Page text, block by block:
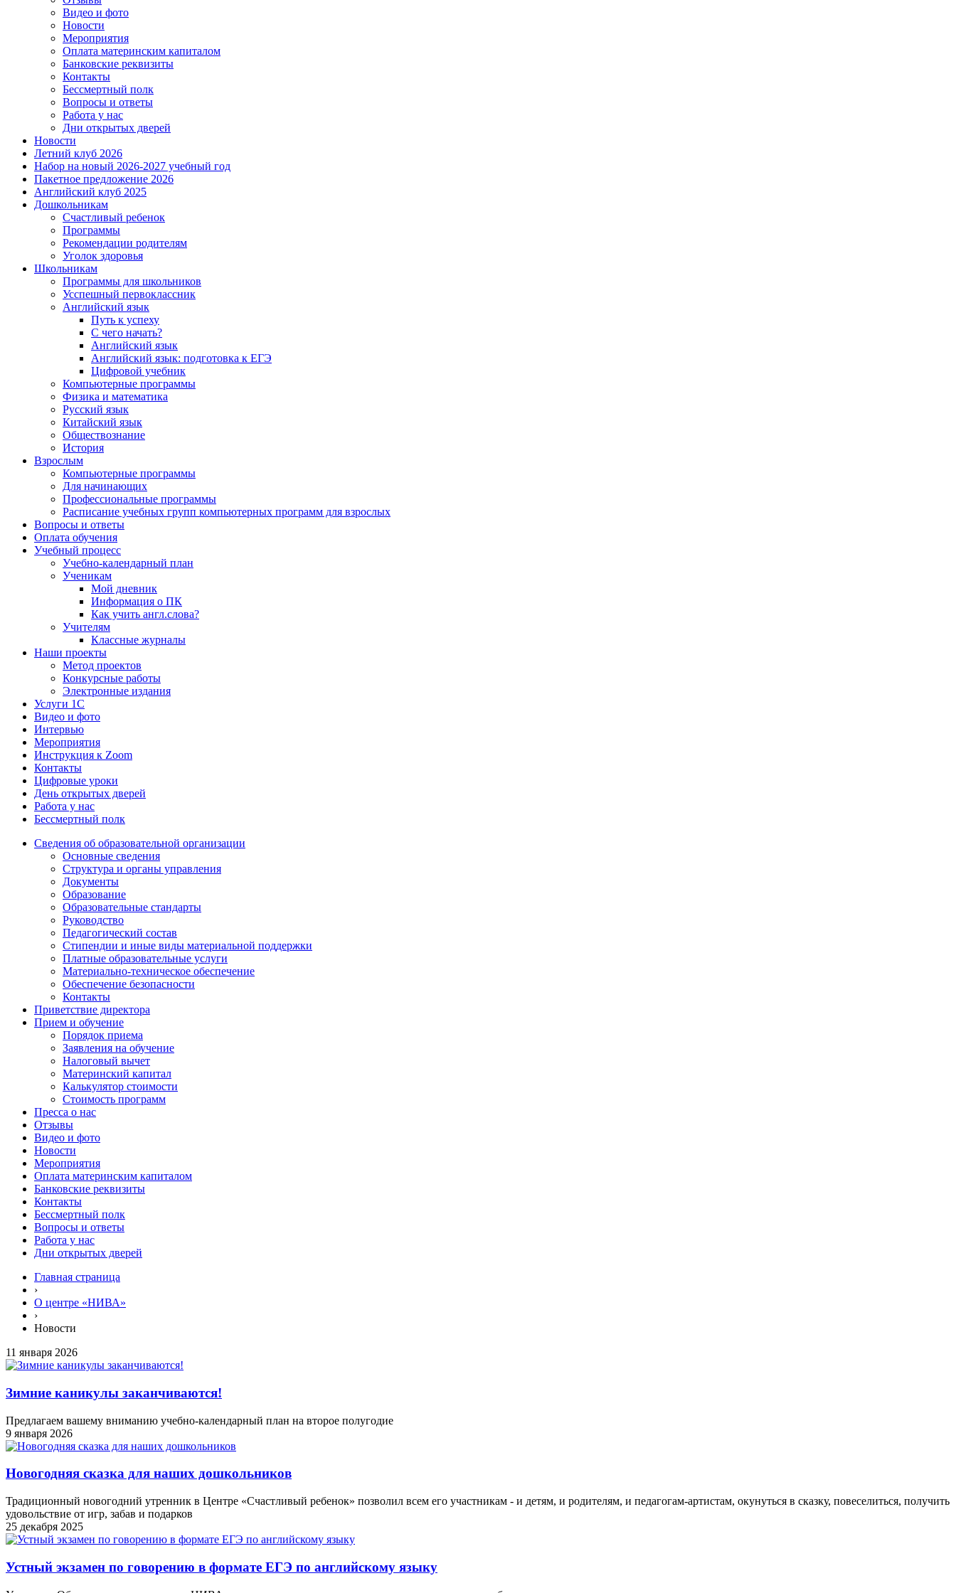
Видео и фото
Новости
Мероприятия
Оплата материнским капиталом
Банковские реквизиты
Контакты
Бессмертный полк
Вопросы и ответы
Работа у нас
Дни открытых дверей
Новости
Летний клуб 2026
Набор на новый 2026-2027 учебный год
Пакетное предложение 2026
Английский клуб 2025
Дошкольникам
Счастливый ребенок
Программы
Рекомендации родителям
Уголок здоровья
Школьникам
Программы для школьников
Усспешный первоклассник
Английский язык
Путь к успеху
С чего начать?
Английский язык
Английский язык: подготовка к ЕГЭ
Цифровой учебник
Компьютерные программы
Физика и математика
Русский язык
Китайский язык
Обществознание
История
Взрослым
Компьютерные программы
Для начинающих
Профессиональные программы
Расписание учебных групп компьютерных программ для взрослых
Вопросы и ответы
Оплата обучения
Учебный процесс
Учебно-календарный план
Ученикам
Мой дневник
Информация о ПК
Как учить англ.слова?
Учителям
Классные журналы
Наши проекты
Метод проектов
Конкурсные работы
Электронные издания
Услуги 1C
Видео и фото
Интервью
Мероприятия
Инструкция к Zoom
Контакты
Цифровые уроки
День открытых дверей
Работа у нас
Бессмертный полк
Сведения об образовательной организации
Основные сведения
Структура и органы управления
Документы
Образование
Образовательные стандарты
Руководство
Педагогический состав
Стипендии и иные виды материальной поддержки
Платные образовательные услуги
Материально-техническое обеспечение
Обеспечение безопасности
Контакты
Приветствие директора
Прием и обучение
Порядок приема
Заявления на обучение
Налоговый вычет
Материнский капитал
Калькулятор стоимости
Стоимость программ
Пресса о нас
Отзывы
Видео и фото
Новости
Мероприятия
Оплата материнским капиталом
Банковские реквизиты
Контакты
Бессмертный полк
Вопросы и ответы
Работа у нас
Дни открытых дверей
Главная страница
›
О центре «НИВА»
›
Новости
11 января 2026
Зимние каникулы заканчиваются!
Предлагаем вашему вниманию учебно-календарный план на второе полугодие
9 января 2026
Новогодняя сказка для наших дошкольников
Традиционный новогодний утренник в Центре «Счастливый ребенок» позволил всем его участникам - и детям, и родителям, и педагогам-артистам, окунуться в сказку, повеселиться, получить
удовольствие от игр, забав и подарков
25 декабря 2025
Устный экзамен по говорению в формате ЕГЭ по английскому языку